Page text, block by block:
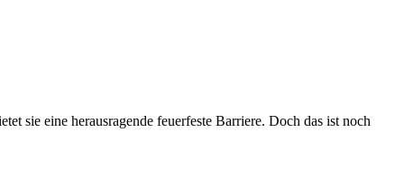
sie eine herausragende feuerfeste Barriere. Doch das ist noch